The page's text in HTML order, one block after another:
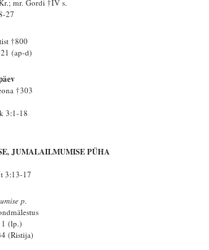
mr. Gordi †IV s.
27
†800
(ap-d)
†303
3:1-18
JUMALAILMUMISE PÜHA
3:13-17
p.
(lp.)
(Ristija)